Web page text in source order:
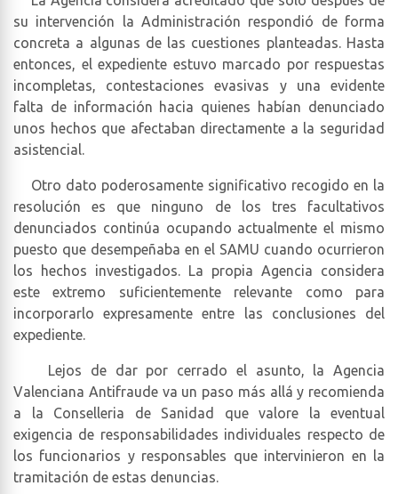
su intervención la Administración respondió de forma
concreta a algunas de las cuestiones planteadas. Hasta
entonces, el expediente estuvo marcado por respuestas
incompletas, contestaciones evasivas y una evidente
falta de información hacia quienes habían denunciado
unos hechos que afectaban directamente a la seguridad
asistencial.
Otro dato poderosamente significativo recogido en la
resolución es que ninguno de los tres facultativos
denunciados continúa ocupando actualmente el mismo
puesto que desempeñaba en el SAMU cuando ocurrieron
los hechos investigados. La propia Agencia considera
este extremo suficientemente relevante como para
incorporarlo expresamente entre las conclusiones del
expediente.
Lejos de dar por cerrado el asunto, la Agencia
Valenciana Antifraude va un paso más allá y recomienda
a la Conselleria de Sanidad que valore la eventual
exigencia de responsabilidades individuales respecto de
los funcionarios y responsables que intervinieron en la
tramitación de estas denuncias.